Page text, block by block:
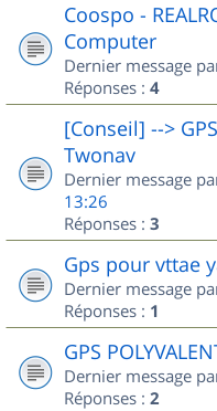
Coospo -
Computer
Dernier message
Réponses : 4
[Conseil] -->
Twonav
Dernier message
13:26
Réponses : 3
Gps pour vttae
Dernier message
Réponses : 1
GPS
Dernier message
Réponses : 2